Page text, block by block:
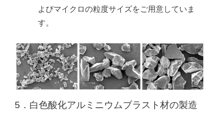
よびマイクロの粒度サイズをご用意していま
す。
5．白色酸化アルミニウムブラスト材の製造